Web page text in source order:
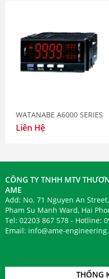
WATANABE A6000 SERIES
Liên Hệ
CÔNG TY TNHH MTV
AME
Add: No. 71 Nguyen An
Pham Su Manh Ward, Hai
Tel: 02203 867 578 - Hotline:
Email: info@ame-
THỐNG